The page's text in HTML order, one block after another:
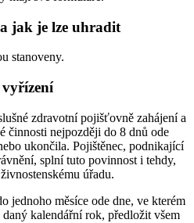
jak je lze uhradit
stanoveny.
zdravotní pojišťovně zahájení a
činnosti nejpozději do 8 dnů ode
ukončila. Pojištěnec, podnikající
splní tuto povinnost i tehdy,
úřadu.
jednoho měsíce ode dne, ve kterém
kalendářní rok, předložit všem